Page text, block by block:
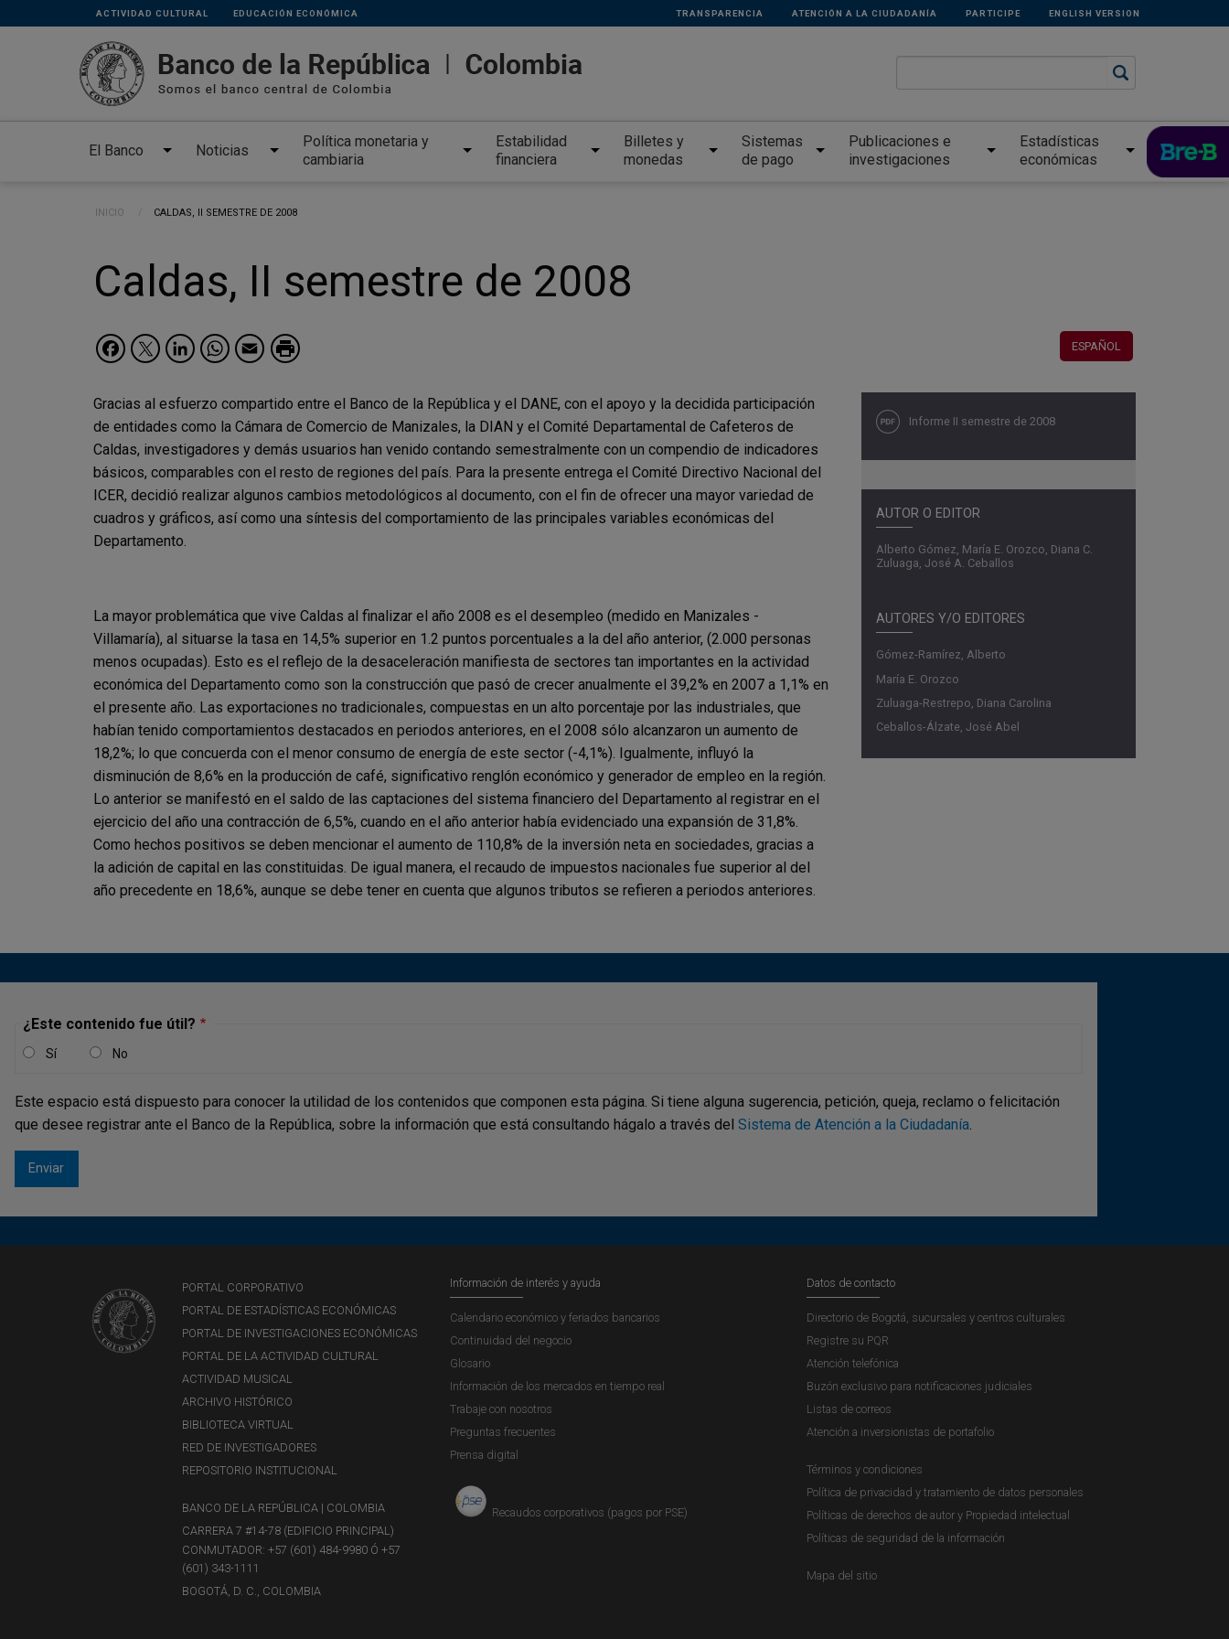
Pasar al contenido principal
Links
secundarios
ACTIVIDAD CULTURAL EDUCACIÓN ECONÓMICA TRANSPARENCIA ATENCIÓN A LA CIUDADANÍA PARTICIPE ENGLISH VERSION
El Banco Noticias
Política monetaria y
cambiaria
Estabilidad
financiera
Billetes y
monedas
Sistemas
de pago
Publicaciones e
investigaciones
Estadísticas
económicas
Ruta de navegación
INICIO CURRENT:
CALDAS, II SEMESTRE DE 2008
Caldas, II semestre de 2008
ESPAÑOL
Facebook
Twitter
LinkedIn
WhatsApp
Email
Informe II semestre de 2008
AUTOR O EDITOR
Alberto Gómez, María E. Orozco, Diana C.
Zuluaga, José A. Ceballos
AUTORES Y/O EDITORES
Gómez-Ramírez, Alberto
María E. Orozco
Zuluaga-Restrepo, Diana Carolina
Ceballos-Álzate, José Abel
Gracias al esfuerzo compartido entre el Banco de la República y el DANE, con el apoyo y la decidida participación
de entidades como la Cámara de Comercio de Manizales, la DIAN y el Comité Departamental de Cafeteros de
Caldas, investigadores y demás usuarios han venido contando semestralmente con un compendio de indicadores
básicos, comparables con el resto de regiones del país. Para la presente entrega el Comité Directivo Nacional del
ICER, decidió realizar algunos cambios metodológicos al documento, con el fin de ofrecer una mayor variedad de
cuadros y gráficos, así como una síntesis del comportamiento de las principales variables económicas del
Departamento.
La mayor problemática que vive Caldas al finalizar el año 2008 es el desempleo (medido en Manizales -
Villamaría), al situarse la tasa en 14,5% superior en 1.2 puntos porcentuales a la del año anterior, (2.000 personas
menos ocupadas). Esto es el reflejo de la desaceleración manifiesta de sectores tan importantes en la actividad
económica del Departamento como son la construcción que pasó de crecer anualmente el 39,2% en 2007 a 1,1% en
el presente año. Las exportaciones no tradicionales, compuestas en un alto porcentaje por las industriales, que
habían tenido comportamientos destacados en periodos anteriores, en el 2008 sólo alcanzaron un aumento de
18,2%; lo que concuerda con el menor consumo de energía de este sector (-4,1%). Igualmente, influyó la
disminución de 8,6% en la producción de café, significativo renglón económico y generador de empleo en la región.
Lo anterior se manifestó en el saldo de las captaciones del sistema financiero del Departamento al registrar en el
ejercicio del año una contracción de 6,5%, cuando en el año anterior había evidenciado una expansión de 31,8%.
Como hechos positivos se deben mencionar el aumento de 110,8% de la inversión neta en sociedades, gracias a
la adición de capital en las constituidas. De igual manera, el recaudo de impuestos nacionales fue superior al del
año precedente en 18,6%, aunque se debe tener en cuenta que algunos tributos se refieren a periodos anteriores.
¿Este contenido fue útil?
Sí No
Este espacio está dispuesto para conocer la utilidad de los contenidos que componen esta página. Si tiene alguna sugerencia, petición, queja, reclamo o felicitación
que desee registrar ante el Banco de la República, sobre la información que está consultando hágalo a través del Sistema de Atención a la Ciudadanía.
PORTAL CORPORATIVO
PORTAL DE ESTADÍSTICAS ECONÓMICAS
PORTAL DE INVESTIGACIONES ECONÓMICAS
PORTAL DE LA ACTIVIDAD CULTURAL
ACTIVIDAD MUSICAL
ARCHIVO HISTÓRICO
BIBLIOTECA VIRTUAL
RED DE INVESTIGADORES
REPOSITORIO INSTITUCIONAL
BANCO DE LA REPÚBLICA | COLOMBIA
CARRERA 7 #14-78 (EDIFICIO PRINCIPAL)
CONMUTADOR: +57 (601) 484-9980 Ó +57
(601) 343-1111
BOGOTÁ, D. C., COLOMBIA
Información de interés y ayuda
Calendario económico y feriados bancarios
Continuidad del negocio
Glosario
Información de los mercados en tiempo real
Trabaje con nosotros
Preguntas frecuentes
Prensa digital
Recaudos corporativos (pagos por PSE)
Datos de contacto
Directorio de Bogotá, sucursales y centros culturales
Registre su PQR
Atención telefónica
Buzón exclusivo para notificaciones judiciales
Listas de correos
Atención a inversionistas de portafolio
Términos y condiciones
Política de privacidad y tratamiento de datos personales
Políticas de derechos de autor y Propiedad intelectual
Políticas de seguridad de la información
Mapa del sitio